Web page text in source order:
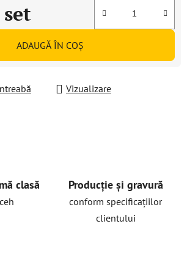
ADAUGĂ ÎN COŞ
Vizualizare
clasă Producție și gravură
conform specificațiilor
clientului